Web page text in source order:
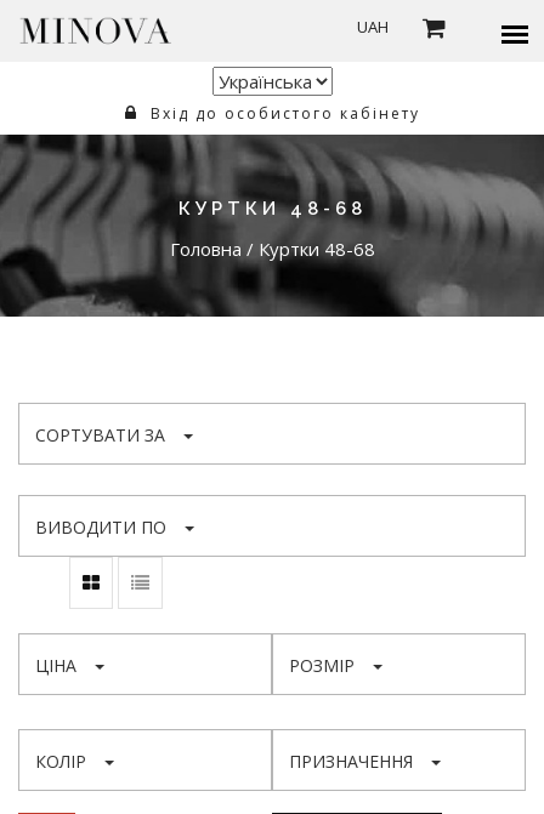
UAH
Вхід до особистого кабінету
КУРТКИ 48-68
Головна / Куртки 48-68
СОРТУВАТИ ЗА
ВИВОДИТИ ПО
ЦІНА РОЗМІР
КОЛІР ПРИЗНАЧЕННЯ